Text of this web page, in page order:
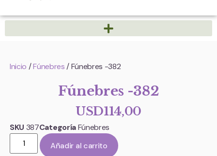
Inicio /Fúnebres / Fúnebres -382
Fúnebres -382
USD114,00
SKU 387CategoríaFúnebres
Añadir al carrito